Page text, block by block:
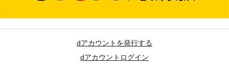
dアカウントを発行する
dアカウントログイン